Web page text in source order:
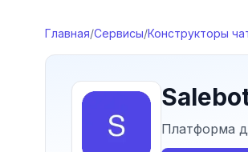
Главная/Сервисы/Конструкторы
Платформа